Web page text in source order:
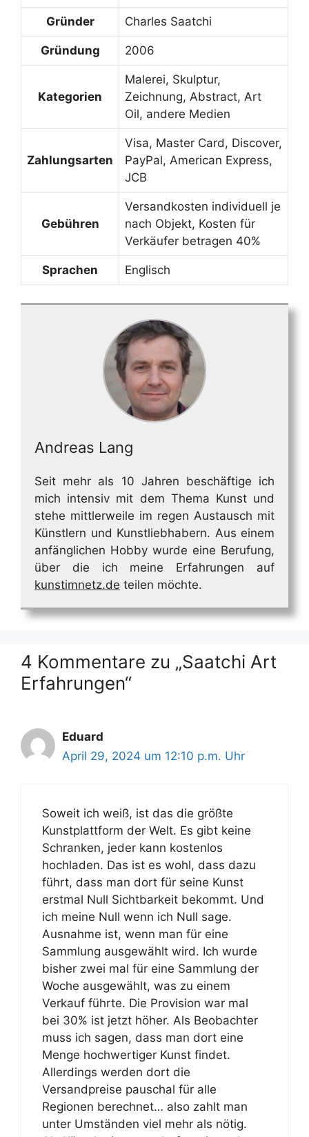
Gründer Charles Saatchi
Gründung 2006
Kategorien
Malerei, Skulptur,
Zeichnung, Abstract, Art
Oil, andere Medien
Zahlungsarten
Visa, Master Card, Discover,
PayPal, American Express,
JCB
Gebühren
Versandkosten individuell je
nach Objekt, Kosten für
Verkäufer betragen 40%
Sprachen Englisch
Andreas Lang
Seit mehr als 10 Jahren beschäftige ich
mich intensiv mit dem Thema Kunst und
stehe mittlerweile im regen Austausch mit
Künstlern und Kunstliebhabern. Aus einem
anfänglichen Hobby wurde eine Berufung,
über die ich meine Erfahrungen auf
kunstimnetz.de teilen möchte.
4 Kommentare zu „Saatchi Art
Erfahrungen“
Eduard
April 29, 2024 um 12:10 p.m. Uhr
Soweit ich weiß, ist das die größte
Kunstplattform der Welt. Es gibt keine
Schranken, jeder kann kostenlos
hochladen. Das ist es wohl, dass dazu
führt, dass man dort für seine Kunst
erstmal Null Sichtbarkeit bekommt. Und
ich meine Null wenn ich Null sage.
Ausnahme ist, wenn man für eine
Sammlung ausgewählt wird. Ich wurde
bisher zwei mal für eine Sammlung der
Woche ausgewählt, was zu einem
Verkauf führte. Die Provision war mal
bei 30% ist jetzt höher. Als Beobachter
muss ich sagen, dass man dort eine
Menge hochwertiger Kunst findet.
Allerdings werden dort die
Versandpreise pauschal für alle
Regionen berechnet… also zahlt man
unter Umständen viel mehr als nötig.